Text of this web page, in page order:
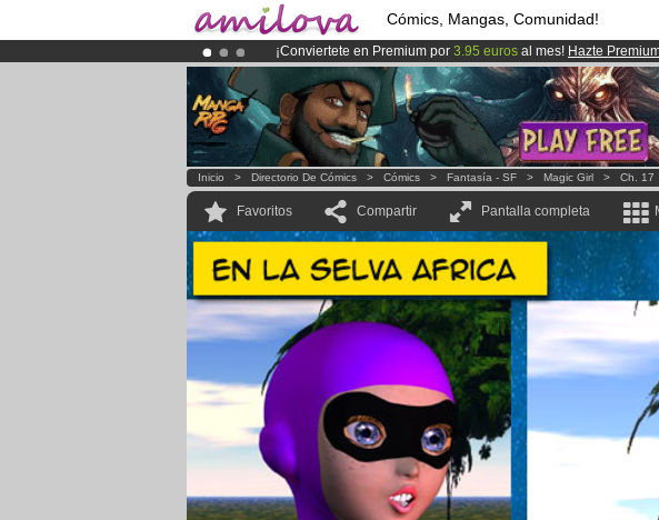
Cómics, Mangas, Comunidad!
¡Conviertete en Premium por 3.95 euros al mes! Hazte
¡Ya tenemos 134393miembrosy 1208Cómics y Mangas!.
El Kickstarter Amilova está desormado lanzado!.
Inicio > Directorio De Cómics > Cómics > Fantasía - SF > Magic Girl > Ch. 17
Favoritos Compartir Pantalla completa